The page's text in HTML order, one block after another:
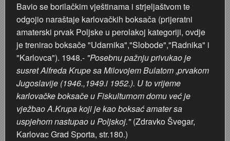
Bavio se borilačkim vještinama i strjeljaštvom te
odgojio naraštaje karlovačkih boksača (prijeratni
amaterski prvak Poljske u perolakoj kategoriji, ovdje
je trenirao boksače "Udarnika","Slobode","Radnika" i
"Karlovca"). 1948.- "Posebnu pažnju privukao je
susret Alfreda Krupe sa Milovojem Bulatom ,prvakom
Jugoslavije (1946.,1949.i 1952.). U to vrijeme
karlovačke boksače u Fiskulturnom domu već je
vježbao A.Krupa koji je kao boksać amater sa
uspjehom nastupao u Poljskoj."(Zdravko Švegar,
Karlovac Grad Sporta, str.180.)